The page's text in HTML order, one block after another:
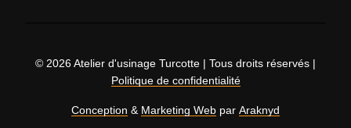
© 2026 Atelier d'usinage Turcotte | Tous droits réservés |
Politique de confidentialité
Conception & Marketing Web par Araknyd